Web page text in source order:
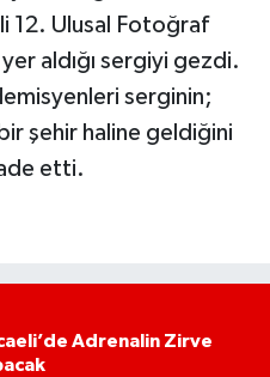
12. Ulusal Fotoğraf
yer aldığı sergiyi gezdi.
serginin;
şehir haline geldiğini
etti.
Adrenalin Zirve